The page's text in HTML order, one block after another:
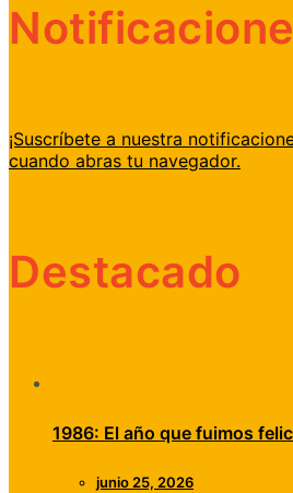
¡Suscríbete a nuestra
cuando abras tu navegador.
Destacado
1986: El año que fuimos
junio 25, 2026